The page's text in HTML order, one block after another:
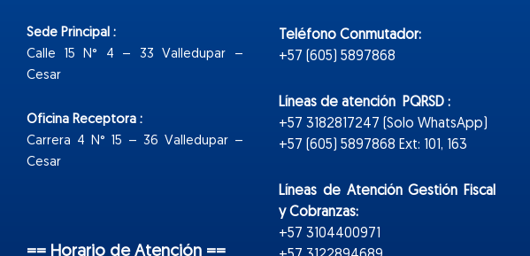
Sede Principal :
Calle 15 N° 4 – 33 Valledupar –
Cesar
Oficina Receptora :
Carrera 4 N° 15 – 36 Valledupar –
Cesar
== Horario de Atención ==
Teléfono Conmutador:
+57 (605) 5897868
Líneas de atención PQRSD :
+57 3182817247 (Solo WhatsApp)
+57 (605) 5897868 Ext: 101, 163
Líneas de Atención Gestión Fiscal
y Cobranzas:
+57 3104400971